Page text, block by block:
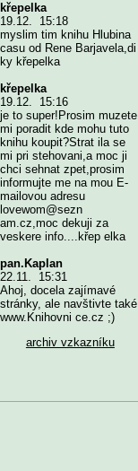
křepelka
19.12. 15:18
myslim tim knihu Hlubina
casu od Rene Barjavela,di
ky křepelka
křepelka
19.12. 15:16
je to super!Prosim muzete
mi poradit kde mohu tuto
knihu koupit?Strat ila se
mi pri stehovani,a moc ji
chci sehnat zpet,prosim
informujte me na mou E-
mailovou adresu
lovewom@sezn
am.cz,moc dekuji za
veskere info....křep elka
pan.Kaplan
22.11. 15:31
Ahoj, docela zajímavé
stránky, ale navštivte také
www.Knihovni ce.cz ;)
archiv vzkazníku